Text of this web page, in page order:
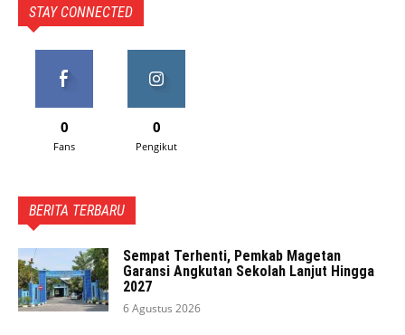
STAY CONNECTED
0
Fans
0
Pengikut
BERITA TERBARU
Sempat Terhenti, Pemkab Magetan
Garansi Angkutan Sekolah Lanjut Hingga
2027
6 Agustus 2026